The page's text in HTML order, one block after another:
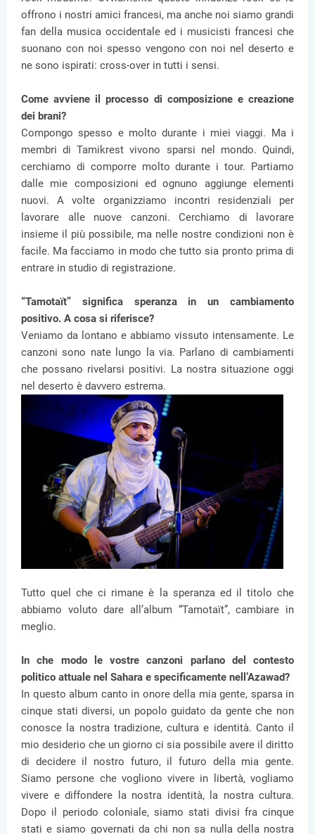
offrono i nostri amici francesi, ma anche noi siamo grandi
fan della musica occidentale ed i musicisti francesi che
suonano con noi spesso vengono con noi nel deserto e
ne sono ispirati: cross-over in tutti i sensi.
Come avviene il processo di composizione e creazione
dei brani?
Compongo spesso e molto durante i miei viaggi. Ma i
membri di Tamikrest vivono sparsi nel mondo. Quindi,
cerchiamo di comporre molto durante i tour. Partiamo
dalle mie composizioni ed ognuno aggiunge elementi
nuovi. A volte organizziamo incontri residenziali per
lavorare alle nuove canzoni. Cerchiamo di lavorare
insieme il più possibile, ma nelle nostre condizioni non è
facile. Ma facciamo in modo che tutto sia pronto prima di
entrare in studio di registrazione.
“Tamotaït” significa speranza in un cambiamento
positivo. A cosa si riferisce?
Veniamo da lontano e abbiamo vissuto intensamente. Le
canzoni sono nate lungo la via. Parlano di cambiamenti
che possano rivelarsi positivi. La nostra situazione oggi
nel deserto è davvero estrema.
Tutto quel che ci rimane è la speranza ed il titolo che
abbiamo voluto dare all’album “Tamotaït”, cambiare in
meglio.
In che modo le vostre canzoni parlano del contesto
politico attuale nel Sahara e specificamente nell’Azawad?
In questo album canto in onore della mia gente, sparsa in
cinque stati diversi, un popolo guidato da gente che non
conosce la nostra tradizione, cultura e identità. Canto il
mio desiderio che un giorno ci sia possibile avere il diritto
di decidere il nostro futuro, il futuro della mia gente.
Siamo persone che vogliono vivere in libertà, vogliamo
vivere e diffondere la nostra identità, la nostra cultura.
Dopo il periodo coloniale, siamo stati divisi fra cinque
stati e siamo governati da chi non sa nulla della nostra